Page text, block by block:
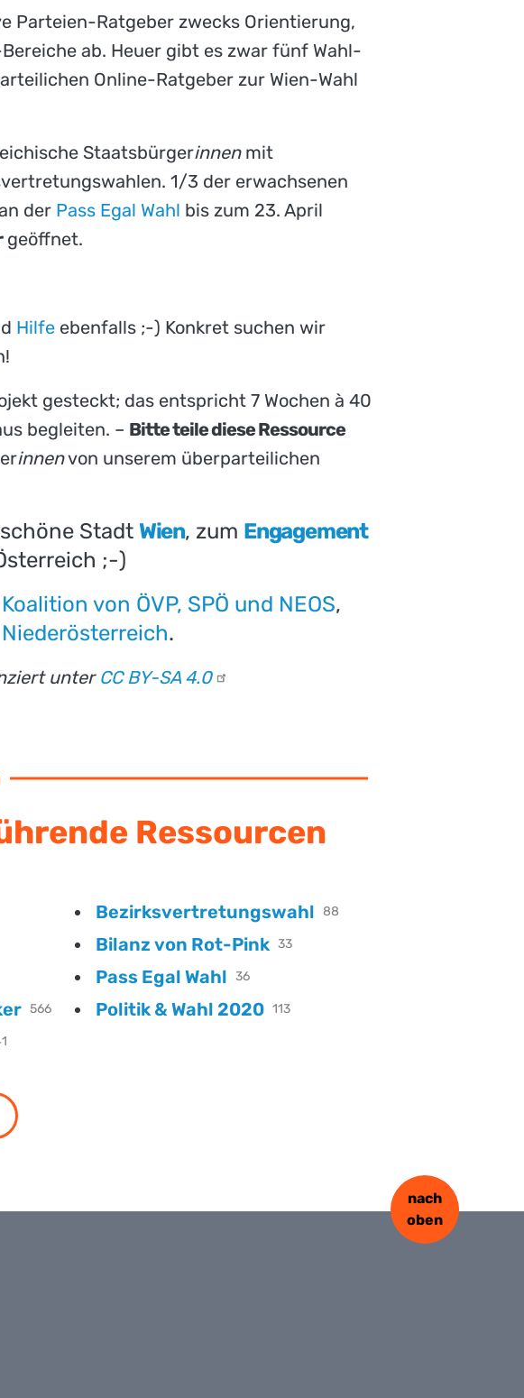
Parteien-Ratgeber zwecks Orientierung,
ab. Heuer gibt es zwar fünf Wahl-
Online-Ratgeber zur Wien-Wahl
Staatsbürgerinnenmit
1/3 der erwachsenen
der Pass Egal Wahl bis zum 23. April
geöffnet.
Hilfe ebenfalls ;-) Konkret suchen wir
gesteckt; das entspricht 7 Wochen à 40
begleiten. – Bitte teile diese Ressource
innenvon unserem überparteilichen
Stadt Wien, zum Engagement
;-)
Koalition von ÖVP, SPÖ und NEOS,
Niederösterreich.
unter CC BY-SA 4.0
Ressourcen
566
Bezirksvertretungswahl 88
Bilanz von Rot-Pink 33
Pass Egal Wahl 36
Politik & Wahl 2020 113
nach
oben